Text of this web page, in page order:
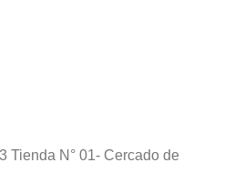
Tienda N° 01- Cercado de